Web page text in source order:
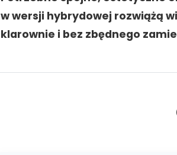
w wersji hybrydowej rozwiążą
klarownie i bez zbędnego